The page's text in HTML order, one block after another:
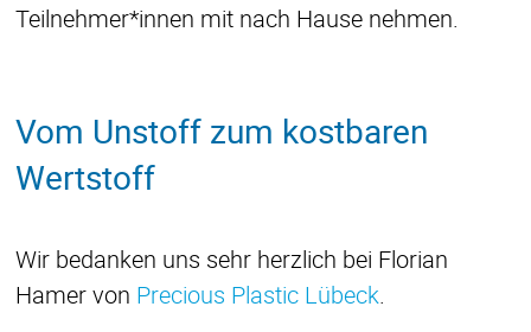
Teilnehmer*innen mit nach Hause nehmen.
Vom Unstoff zum kostbaren
Wertstoff
Wir bedanken uns sehr herzlich bei Florian
Hamer von Precious Plastic Lübeck.